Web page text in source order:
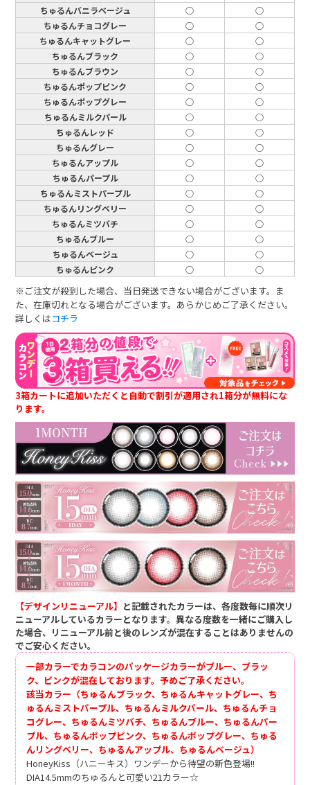
ちゅるんバニラベージュ
○
○
ちゅるんチョコグレー
○
○
ちゅるんキャットグレー
○
○
ちゅるんブラック
○
○
ちゅるんブラウン
○
○
ちゅるんポップピンク
○
○
ちゅるんポップグレー
○
○
ちゅるんミルクパール
○
○
ちゅるんレッド
○
○
ちゅるんグレー
○
○
ちゅるんアップル
○
○
ちゅるんパープル
○
○
ちゅるんミストパープル
○
○
ちゅるんリングベリー
○
○
ちゅるんミツバチ
○
○
ちゅるんブルー
○
○
ちゅるんベージュ
○
○
ちゅるんピンク
○ ○
※ご注文が殺到した場合、当日発送できない場合がございます。ま
た、在庫切れとなる場合がございます。あらかじめご了承ください。
詳しくはコチラ
3箱カートに追加いただくと自動で割引が適用され1箱分が無料にな
ります。
【デザインリニューアル】 と記載されたカラーは、各度数毎に順次リ
ニューアルしているカラーとなります。異なる度数を一緒にご購入し
た場合、リニューアル前と後のレンズが混在することはありませんの
でご安心ください。
一部カラーでカラコンのパッケージカラーがブルー、ブラッ
ク、ピンクが混在しております。予めご了承ください。
該当カラー（ちゅるんブラック、ちゅるんキャットグレー、ち
ゅるんミストパープル、ちゅるんミルクパール、ちゅるんチョ
コグレー、ちゅるんミツバチ、ちゅるんブルー、ちゅるんパー
プル、ちゅるんポップピンク、ちゅるんポップグレー、ちゅる
んリングベリー、ちゅるんアップル、ちゅるんベージュ）
HoneyKiss（ハニーキス）ワンデーから待望の新色登場!!
DIA14.5mmのちゅるんと可愛い21カラー☆